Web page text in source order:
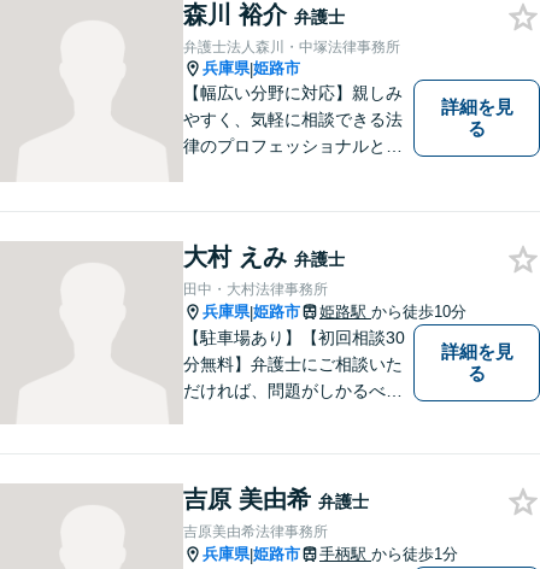
い社会になるためのお力にな
ることができればと考えてい
ます。 お気軽にご相談くださ
い。
森川 裕介 弁護士
弁護士法人森川・中塚法律事務所
兵庫県|姫路市
【幅広い分野に対応】親しみ
やすく、気軽に相談できる法
律のプロフェッショナルとし
でサポートいたします。些細
なことでもお気軽にご相談く
ださい。
詳細を見
る
大村 えみ 弁護士
田中・大村法律事務所
兵庫県|姫路市 姫路駅 から徒歩10分
【駐車場あり】【初回相談30
分無料】弁護士にご相談いた
だければ、問題がしかるべき
ら、お早めに弁護士にご相談
ください。
詳細を見
る
吉原 美由希 弁護士
吉原美由希法律事務所
兵庫県|姫路市 手柄駅 から徒歩1分